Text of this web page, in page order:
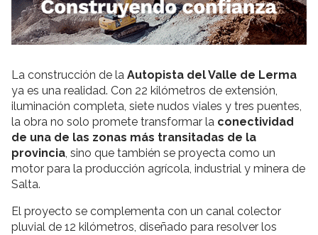
La construcción de la Autopista del Valle de Lerma
ya es una realidad. Con 22 kilómetros de extensión,
iluminación completa, siete nudos viales y tres puentes,
la obra no solo promete transformar la conectividad
de una de las zonas más transitadas de la
provincia, sino que también se proyecta como un
motor para la producción agrícola, industrial y minera de
Salta.
El proyecto se complementa con un canal colector
pluvial de 12 kilómetros, diseñado para resolver los